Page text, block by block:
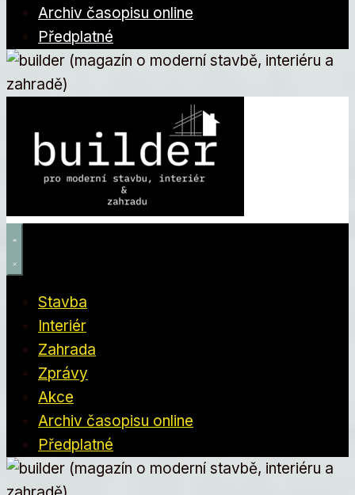
Archiv časopisu online
Předplatné
Stavba
Interiér
Zahrada
Zprávy
Akce
Archiv časopisu online
Předplatné